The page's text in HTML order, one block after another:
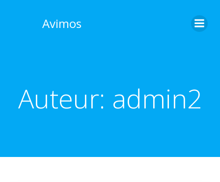
Avimos
Auteur: admin2